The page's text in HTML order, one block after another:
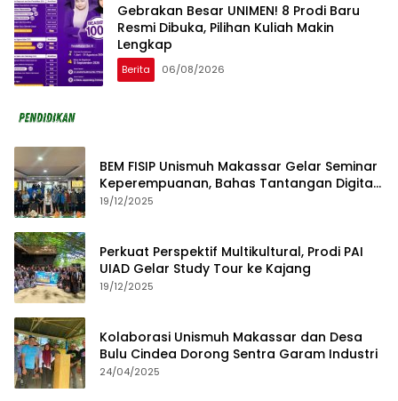
Gebrakan Besar UNIMEN! 8 Prodi Baru
Resmi Dibuka, Pilihan Kuliah Makin
Lengkap
Berita 06/08/2026
BEM FISIP Unismuh Makassar Gelar Seminar
Keperempuanan, Bahas Tantangan Digital
dan Budaya Lokal
19/12/2025
Perkuat Perspektif Multikultural, Prodi PAI
UIAD Gelar Study Tour ke Kajang
19/12/2025
Kolaborasi Unismuh Makassar dan Desa
Bulu Cindea Dorong Sentra Garam Industri
24/04/2025